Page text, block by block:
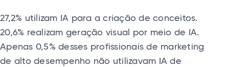
27,2% utilizam IA para a criação de conceitos.
20,6% realizam geração visual por meio de IA.
Apenas 0,5% desses profissionais de marketing
de alto desempenho não utilizavam IA de